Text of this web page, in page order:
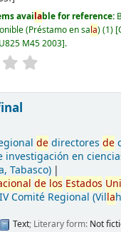
available for reference:
(Préstamo en sala)(1)
M45 2003 .
dedirectores de
investigación en
Tabasco)
de los Estados
Comité Regional (Villa
Text; Literary form: Not